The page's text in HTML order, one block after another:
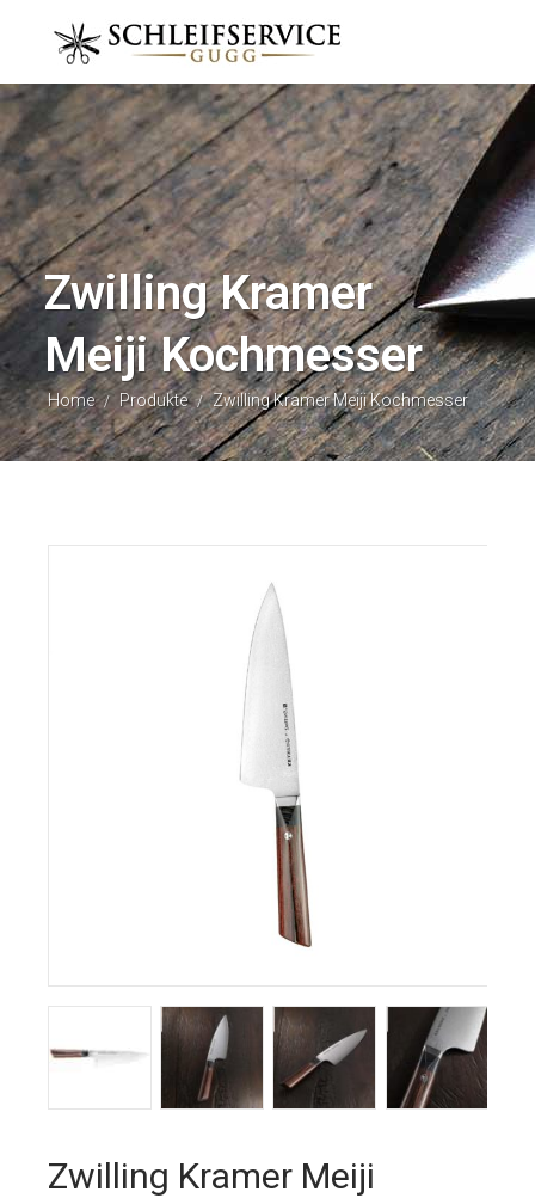
Zwilling Kramer
Meiji Kochmesser
Home / Produkte / Zwilling Kramer Meiji Kochmesser
Zwilling Kramer Meiji